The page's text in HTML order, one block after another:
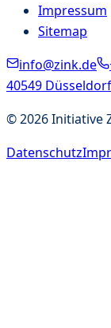
Impressum
Sitemap
info@zink.de
40549 Düsseldorf
©2026Initiative
Datenschutz